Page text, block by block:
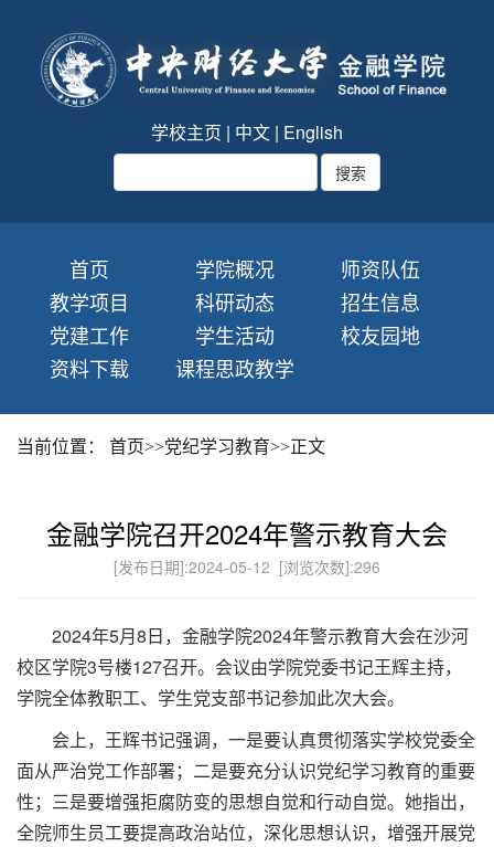
学校主页 | 中文 | English
首页 学院概况
师资队伍
教学项目
科研动态
招生信息
党建工作
学生活动
校友园地
资料下载
课程思政教学
当前位置： 首页>>党纪学习教育>>正文
金融学院召开2024年警示教育大会
[发布日期]:2024-05-12 [浏览次数]:296
2024年5月8日，金融学院2024年警示教育大会在沙河
校区学院3号楼127召开。会议由学院党委书记王辉主持，
学院全体教职工、学生党支部书记参加此次大会。
会上，王辉书记强调，一是要认真贯彻落实学校党委全
面从严治党工作部署；二是要充分认识党纪学习教育的重要
性；三是要增强拒腐防变的思想自觉和行动自觉。她指出，
全院师生员工要提高政治站位，深化思想认识，增强开展党